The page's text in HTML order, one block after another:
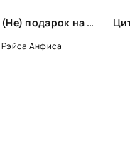
(Не) подарок на Новый год - Анфиса Рэйса
Рэйса Анфиса